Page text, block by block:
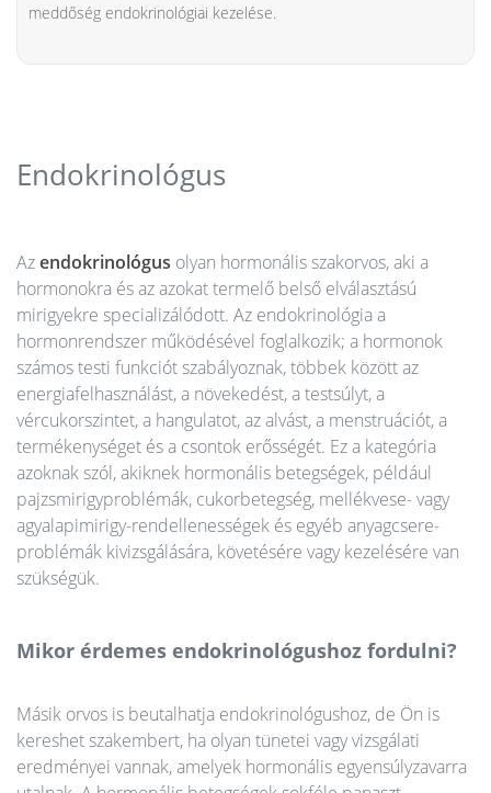
meddőség endokrinológiai kezelése.
Endokrinológus
Azendokrinológus olyan hormonális szakorvos, aki a
hormonokra és az azokat termelő belső elválasztású
mirigyekre specializálódott. Az endokrinológia a
hormonrendszer működésével foglalkozik; a hormonok
számos testi funkciót szabályoznak, többek között az
energiafelhasználást, a növekedést, a testsúlyt, a
vércukorszintet, a hangulatot, az alvást, a menstruációt, a
termékenységet és a csontok erősségét. Ez a kategória
azoknak szól, akiknek hormonális betegségek, például
pajzsmirigyproblémák, cukorbetegség, mellékvese- vagy
agyalapimirigy-rendellenességek és egyéb anyagcsere-
problémák kivizsgálására, követésére vagy kezelésére van
szükségük.
Mikor érdemes endokrinológushoz fordulni?
Másik orvos is beutalhatja endokrinológushoz, de Ön is
kereshet szakembert, ha olyan tünetei vagy vizsgálati
eredményei vannak, amelyek hormonális egyensúlyzavarra